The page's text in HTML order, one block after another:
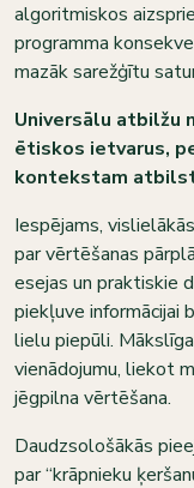
algoritmiskos
programma
mazāk sarežģītu
Universālu atbilžu
ētiskos ietvarus,
kontekstam
Iespējams,
par vērtēšanas
esejas un praktiskie
piekļuve informācijai
lielu piepūli.
vienādojumu, liekot
jēgpilna vērtēšana.
Daudzsološākās
par “krāpnieku